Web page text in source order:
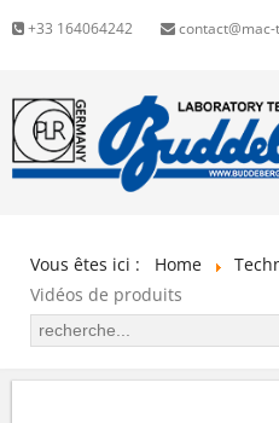
+33 164064242
Vous êtes ici : Home
Vidéos de produits